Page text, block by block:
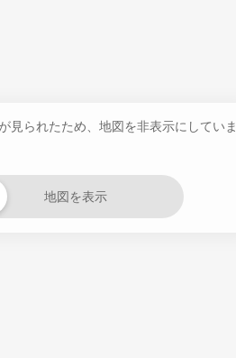
見られたため、地図を非表示にしていま
地図を表示